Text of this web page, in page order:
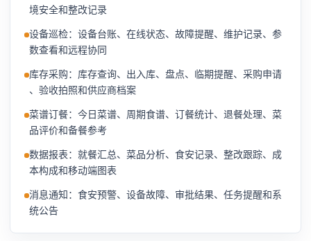
境安全和整改记录
设备巡检：设备台账、在线状态、故障提醒、维护记录、参
数查看和远程协同
库存采购：库存查询、出入库、盘点、临期提醒、采购申请
、验收拍照和供应商档案
菜谱订餐：今日菜谱、周期食谱、订餐统计、退餐处理、菜
品评价和备餐参考
数据报表：就餐汇总、菜品分析、食安记录、整改跟踪、成
本构成和移动端图表
消息通知：食安预警、设备故障、审批结果、任务提醒和系
统公告